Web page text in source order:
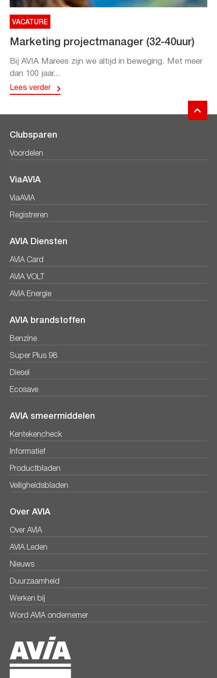
VACATURE
Marketing projectmanager (32-40uur)
Bij AVIA Marees zijn we altijd in beweging. Met meer
dan 100 jaar...
Lees verder
Clubsparen
Voordelen
ViaAVIA
ViaAVIA
Registreren
AVIA Diensten
AVIA Card
AVIA VOLT
AVIA Energie
AVIA brandstoffen
Benzine
Super Plus 98
Diesel
Ecosave
AVIA smeermiddelen
Kentekencheck
Informatief
Productbladen
Veiligheidsbladen
Over AVIA
Over AVIA
AVIA Leden
Nieuws
Duurzaamheid
Werken bij
Word AVIA ondernemer